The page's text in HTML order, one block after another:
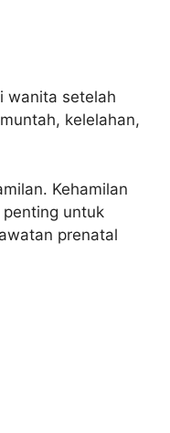
wanita setelah
kelelahan,
Kehamilan
untuk
prenatal